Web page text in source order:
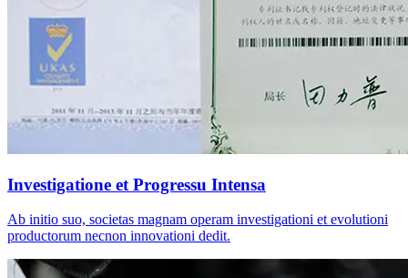
Investigatione et Progressu Intensa
Ab initio suo, societas magnam operam investigationi et evolutioni
productorum necnon innovationi dedit.